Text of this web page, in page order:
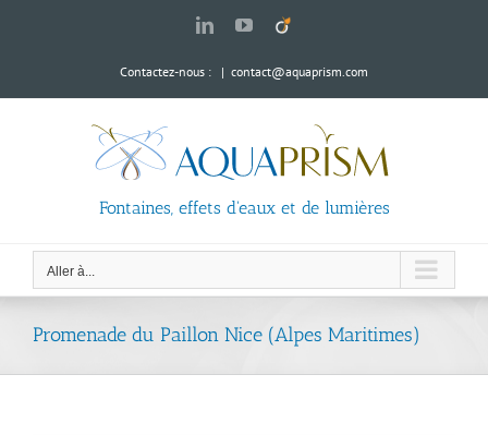
LinkedInYouTube
Viadeo
Contactez-nous : | contact@aquaprism.com
Fontaines, effets d'eaux et de lumières
Aller à...
Promenade du Paillon Nice (Alpes Maritimes)